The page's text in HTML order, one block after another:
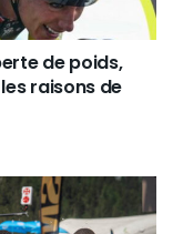
de poids,
raisons de